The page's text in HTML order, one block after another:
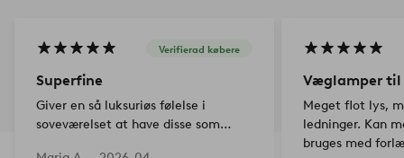
Verifierad købere
Superfine
Giver en så luksuriøs følelse i
soveværelset at have disse som
Væglamper til
Meget flot lys,
ledninger. Kan
bruges med